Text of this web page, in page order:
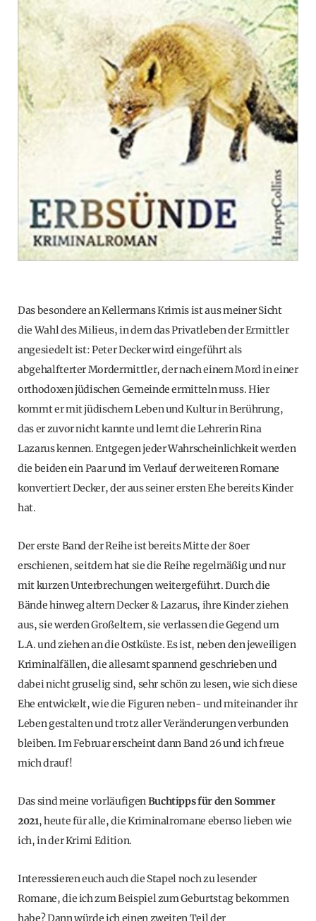
Das besondere an Kellermans Krimis ist aus meiner Sicht
die Wahl des Milieus, in dem das Privatleben der Ermittler
angesiedelt ist: Peter Decker wird eingeführt als
abgehalfterter Mordermittler, der nach einem Mord in einer
orthodoxen jüdischen Gemeinde ermitteln muss. Hier
kommt er mit jüdischem Leben und Kultur in Berührung,
das er zuvor nicht kannte und lernt die Lehrerin Rina
Lazarus kennen. Entgegen jeder Wahrscheinlichkeit werden
die beiden ein Paar und im Verlauf der weiteren Romane
konvertiert Decker, der aus seiner ersten Ehe bereits Kinder
hat.
Der erste Band der Reihe ist bereits Mitte der 80er
erschienen, seitdem hat sie die Reihe regelmäßig und nur
mit kurzen Unterbrechungen weitergeführt. Durch die
Bände hinweg altern Decker & Lazarus, ihre Kinder ziehen
aus, sie werden Großeltern, sie verlassen die Gegend um
L.A. und ziehen an die Ostküste. Es ist, neben den jeweiligen
Kriminalfällen, die allesamt spannend geschrieben und
dabei nicht gruselig sind, sehr schön zu lesen, wie sich diese
Ehe entwickelt, wie die Figuren neben- und miteinander ihr
Leben gestalten und trotz aller Veränderungen verbunden
bleiben. Im Februar erscheint dann Band 26 und ich freue
mich drauf!
Das sind meine vorläufigenBuchtipps für den Sommer
2021, heute für alle, die Kriminalromane ebenso lieben wie
ich, in der Krimi Edition.
Interessieren euch auch die Stapel noch zu lesender
Romane, die ich zum Beispiel zum Geburtstag bekommen
habe? Dann würde ich einen zweiten Teil der